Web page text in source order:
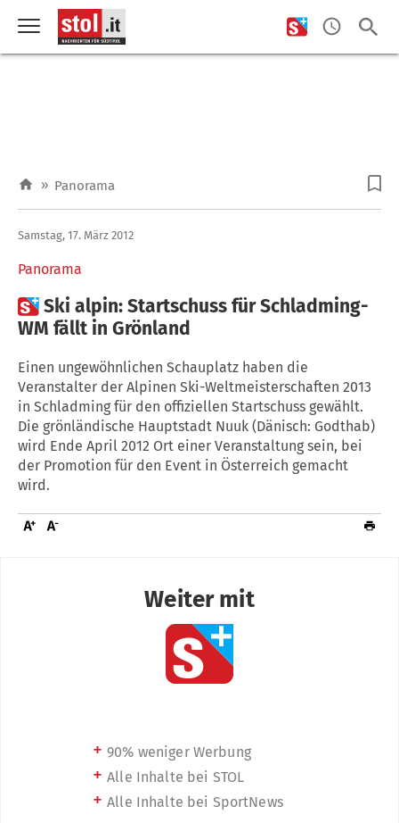
» Panorama
Panorama
Samstag, 17. März 2012
Ski alpin: Startschuss für Schladming-
WM fällt in Grönland
Einen ungewöhnlichen Schauplatz haben die
Veranstalter der Alpinen Ski-Weltmeisterschaften 2013
in Schladming für den offiziellen Startschuss gewählt.
Die grönländische Hauptstadt Nuuk (Dänisch: Godthab)
wird Ende April 2012 Ort einer Veranstaltung sein, bei
der Promotion für den Event in Österreich gemacht
wird.